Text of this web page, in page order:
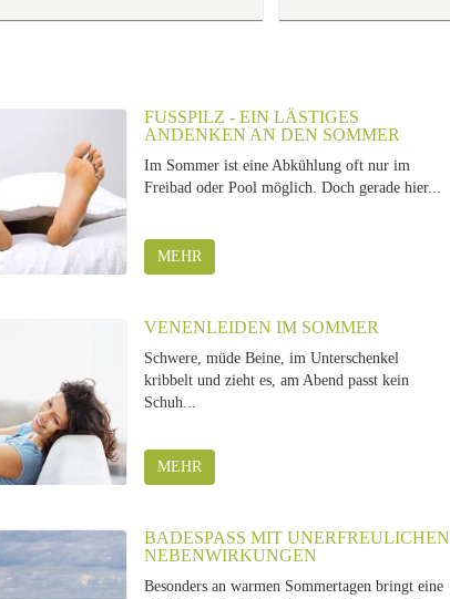
FUSSPILZ - EIN LÄSTIGES A
NDENKEN AN DEN SOMMER
Im Sommer ist eine Abkühlung oft nur im
Freibad oder Pool möglich. Doch gerade hier...
MEHR
VENENLEIDEN IM SOMMER
Schwere, müde Beine, im Unterschenkel
kribbelt und zieht es, am Abend passt kein
Schuh...
MEHR
BADESPASS MIT UNERFREULICHEN N
EBENWIRKUNGEN
Besonders an warmen Sommertagen bringt eine